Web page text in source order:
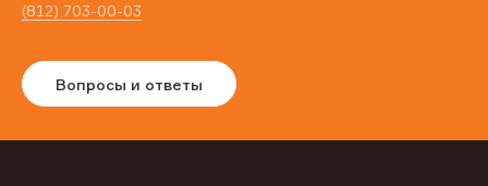
(812) 703-00-03
Вопросы и ответы